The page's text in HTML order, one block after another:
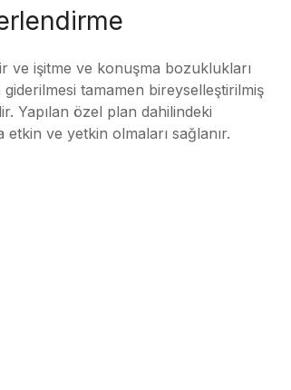
ve işitme ve konuşma bozuklukları
tamamen bireyselleştirilmiş
Yapılan özel plan dahilindeki
ve yetkin olmaları sağlanır.